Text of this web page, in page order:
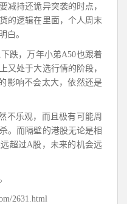
减持还诡异突袭的时点，
的逻辑在里面，个人周末
白。
跌，万年小弟A50也跟着
又处于大选行情的阶段，
影响不会太大，依然还是
不乐观，而且极有可能周
。而隔壁的港股无论是相
超过A股，未来的机会远
2631.html